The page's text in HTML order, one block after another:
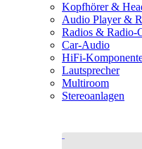
Kopfhörer &
Audio Player &
Radios & Radio-
Car-Audio
HiFi-
Lautsprecher
Multiroom
Stereoanlagen